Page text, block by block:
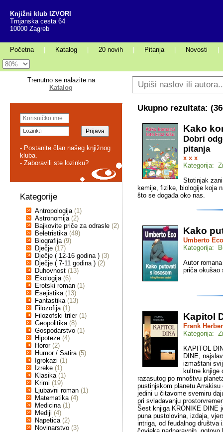
Knjižni klub IZVORI
Trnjanska cesta 64
10000 Zagreb
Početna Katalog 20 novih Pitanja Novosti
Trenutno se nalazite na
Katalog
- Postanite član našeg knjižnog
kluba.
- Zaboravili ste lozinku?
Kategorije
Antropologija (1)
Astronomija (2)
Bajkovite priče za odrasle (2)
Beletristika (49)
Biografija (9)
Dječje (17)
Dječje ( 12-16 godina ) (3)
Dječje ( 7-11 godina ) (2)
Duhovnost (13)
Ekologija (6)
Erotski roman (1)
Esejistika (13)
Fantastika (13)
Filozofija (1)
Filozofski triler (1)
Geopolitika (8)
Gospodarstvo (1)
Hipoteze (4)
Horor (2)
Humor / Satira (5)
Igrokazi (1)
Izreke (1)
Klasika (1)
Krimi (19)
Ljubavni roman (1)
Matematika (4)
Medicina (1)
Mediji (4)
Napetica (2)
Novinarstvo (3)
Ukupno rezultata: (
Kako
Dobri
pitanja
x x x
Kategorija:
Stotinjak
kemije, fizike, biologije koja
što se događa oko nas.
Kako
Umberto Eco
Kategorija:
Autor
priča okušao
Kapitol
Frank
Kategorija:
KAPITOL
DINE,
izmaštani
kultne knjige
razasutog po mnoštvu
pustinjskom planetu
jedini u čitavome svemiru
pri svladavanju
Šest knjiga KRONIKE DINE
puna pustolovina, izdaja,
intriga, od feudalnog društva